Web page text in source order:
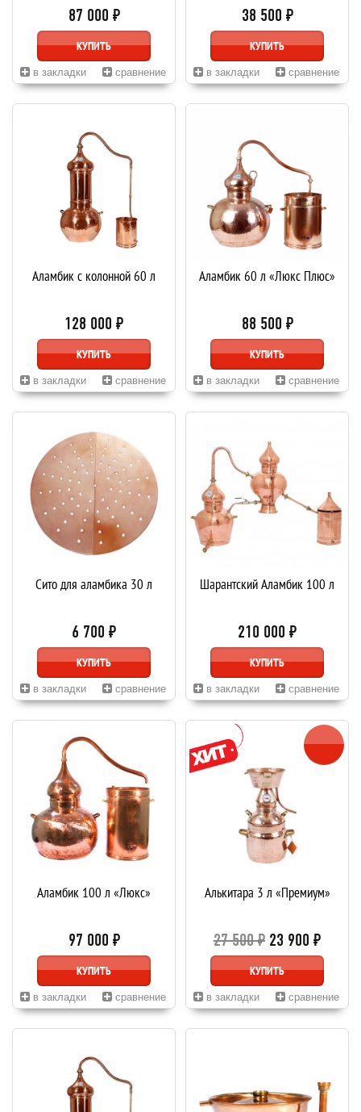
87 000 ₽
КУПИТЬ
в закладки сравнение
38 500 ₽
КУПИТЬ
в закладки сравнение
Аламбик с колонной 60 л
128 000 ₽
КУПИТЬ
в закладки сравнение
Аламбик 60 л «Люкс Плюс»
88 500 ₽
КУПИТЬ
в закладки сравнение
Сито для аламбика 30 л
6 700 ₽
КУПИТЬ
в закладки сравнение
Шарантский Аламбик 100 л
210 000 ₽
КУПИТЬ
в закладки сравнение
Аламбик 100 л «Люкс»
97 000 ₽
КУПИТЬ
в закладки сравнение
Алькитара 3 л «Премиум»
27 500 ₽ 23 900 ₽
КУПИТЬ
в закладки сравнение